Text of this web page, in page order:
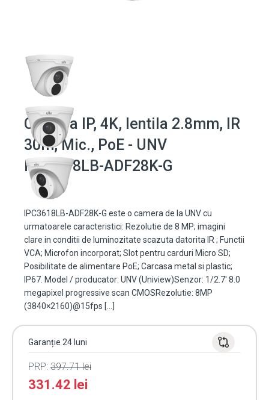
Camera IP, 4K, lentila 2.8mm, IR
30m, Mic., PoE - UNV
IPC3618LB-ADF28K-G
IPC3618LB-ADF28K-G este o camera de la UNV cu
urmatoarele caracteristici: Rezolutie de 8 MP; imagini
clare in conditii de luminozitate scazuta datorita IR ; Functii
VCA; Microfon incorporat; Slot pentru carduri Micro SD;
Posibilitate de alimentare PoE; Carcasa metal si plastic;
IP67. Model / producator: UNV (Uniview)Senzor: 1/2.7' 8.0
megapixel progressive scan CMOSRezolutie: 8MP
(3840×2160)@15fps […]
Garanție 24 luni
PRP: 397.71lei
331.42 lei